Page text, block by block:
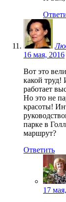
16 мая, 2016
Вот это
какой труд!
работает
Но это не
красоты!
парке в
маршрут?
Ответить
17